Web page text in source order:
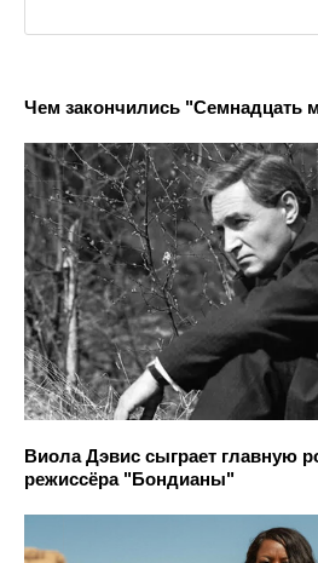
Чем закончились "Семнадцать
Виола Дэвис сыграет главную
режиссёра "Бондианы"